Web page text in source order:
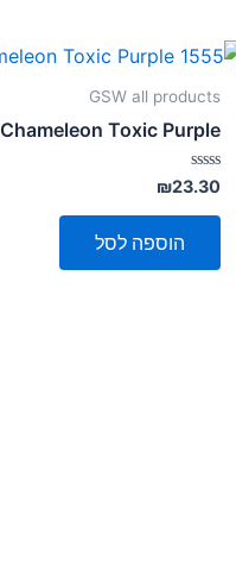
GSW all products
Chameleon Toxic Purple
דורג
0
מתוך
₪23.30
הוספה לסל